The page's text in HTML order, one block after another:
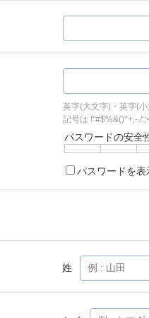
英字(大文字)・英字(
記号は !"#$%&()*+,-./
パスワードの安全
パスワードを表
姓